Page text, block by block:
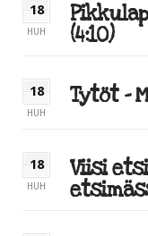
18
HUH
(4:10)
18
HUH
Tytöt –
18
HUH
Viisi